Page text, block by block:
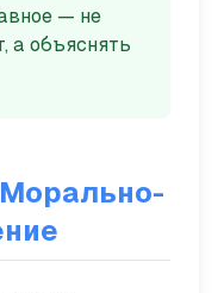
— не
а объяснять